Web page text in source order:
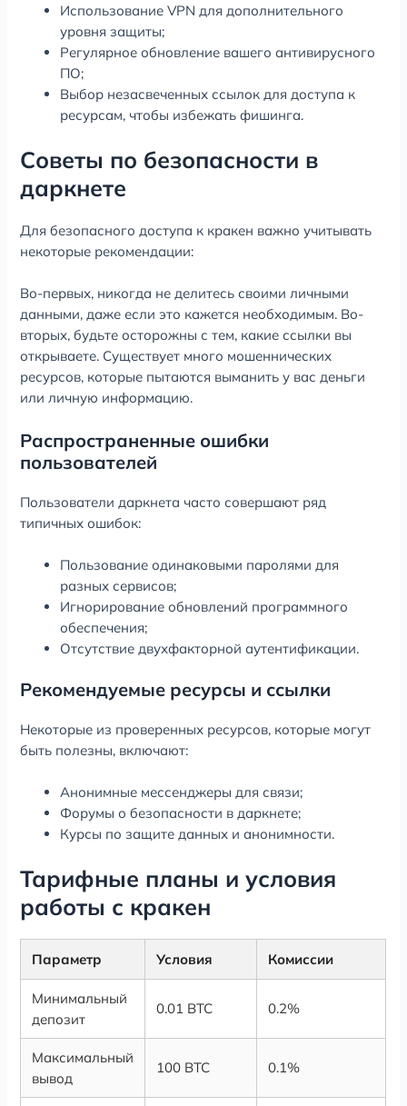
Использование VPN для дополнительного
уровня защиты;
Регулярное обновление вашего антивирусного
ПО;
Выбор незасвеченных ссылок для доступа к
ресурсам, чтобы избежать фишинга.
Советы по безопасности в
даркнете
Для безопасного доступа к кракен важно учитывать
некоторые рекомендации:
Во-первых, никогда не делитесь своими личными
данными, даже если это кажется необходимым. Во-
вторых, будьте осторожны с тем, какие ссылки вы
открываете. Существует много мошеннических
ресурсов, которые пытаются выманить у вас деньги
или личную информацию.
Распространенные ошибки
пользователей
Пользователи даркнета часто совершают ряд
типичных ошибок:
Пользование одинаковыми паролями для
разных сервисов;
Игнорирование обновлений программного
обеспечения;
Отсутствие двухфакторной аутентификации.
Рекомендуемые ресурсы и ссылки
Некоторые из проверенных ресурсов, которые могут
быть полезны, включают:
Анонимные мессенджеры для связи;
Форумы о безопасности в даркнете;
Курсы по защите данных и анонимности.
Тарифные планы и условия
работы с кракен
Параметр Условия Комиссии
Минимальный
депозит
0.01 BTC 0.2%
Максимальный
вывод
100 BTC 0.1%